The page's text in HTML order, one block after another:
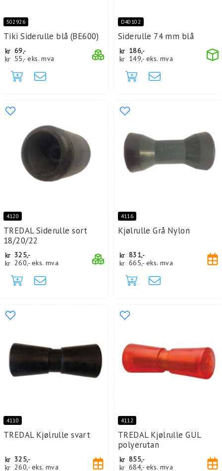
502926
Tiki Siderulle blå (BE600)
kr 69,-
kr 55,- eks. mva
D40102
Siderulle 74 mm blå
kr 186,-
kr 149,- eks. mva
4120
TREDAL Siderulle sort
18/20/22
kr 325,-
kr 260,- eks. mva
4116
Kjølrulle Grå Nylon
kr 831,-
kr 665,- eks. mva
4110
TREDAL Kjølrulle svart
kr 325,-
kr 260,- eks. mva
4112
TREDAL Kjølrulle GUL
polyerutan
kr 855,-
kr 684,- eks. mva